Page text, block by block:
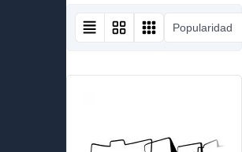
Popularidad